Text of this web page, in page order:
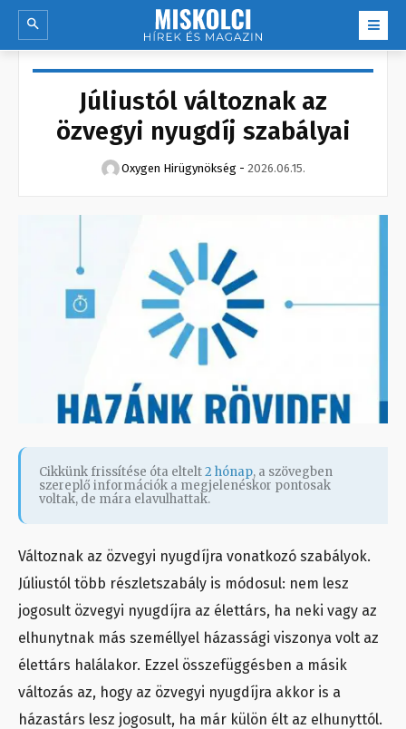
Júliustól változnak az
özvegyi nyugdíj szabályai
Oxygen Hirügynökség - 2026.06.15.
Cikkünk frissítése óta eltelt2 hónap, a szövegben
szereplő információk a megjelenéskor pontosak
voltak, de mára elavulhattak.
Változnak az özvegyi nyugdíjra vonatkozó szabályok.
Júliustól több részletszabály is módosul: nem lesz
jogosult özvegyi nyugdíjra az élettárs, ha neki vagy az
elhunytnak más személlyel házassági viszonya volt az
élettárs halálakor. Ezzel összefüggésben a másik
változás az, hogy az özvegyi nyugdíjra akkor is a
házastárs lesz jogosult, ha már külön élt az elhunyttól.